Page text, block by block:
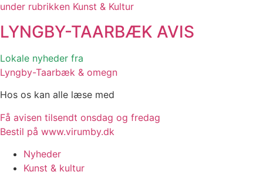
under rubrikken Kunst & Kultur
LYNGBY-TAARBÆK AVIS
Lokale nyheder fra
Lyngby-Taarbæk & omegn
Hos os kan alle læse med
Få avisen tilsendt onsdag og fredag
Bestil på www.virumby.dk
Nyheder
Kunst & kultur